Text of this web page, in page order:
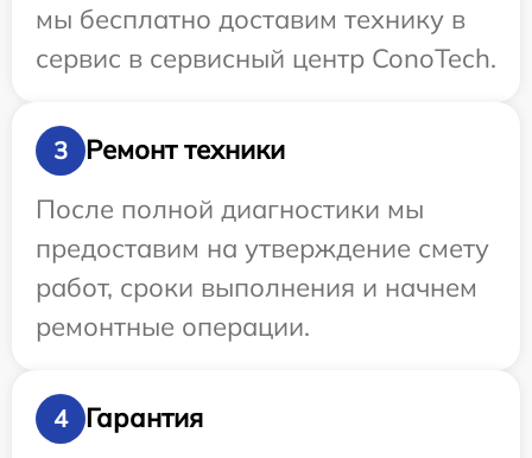
мы бесплатно доставим технику в
сервис в сервисный центр ConoTech.
3
Ремонт техники
После полной диагностики мы
предоставим на утверждение смету
работ, сроки выполнения и начнем
ремонтные операции.
4
Гарантия